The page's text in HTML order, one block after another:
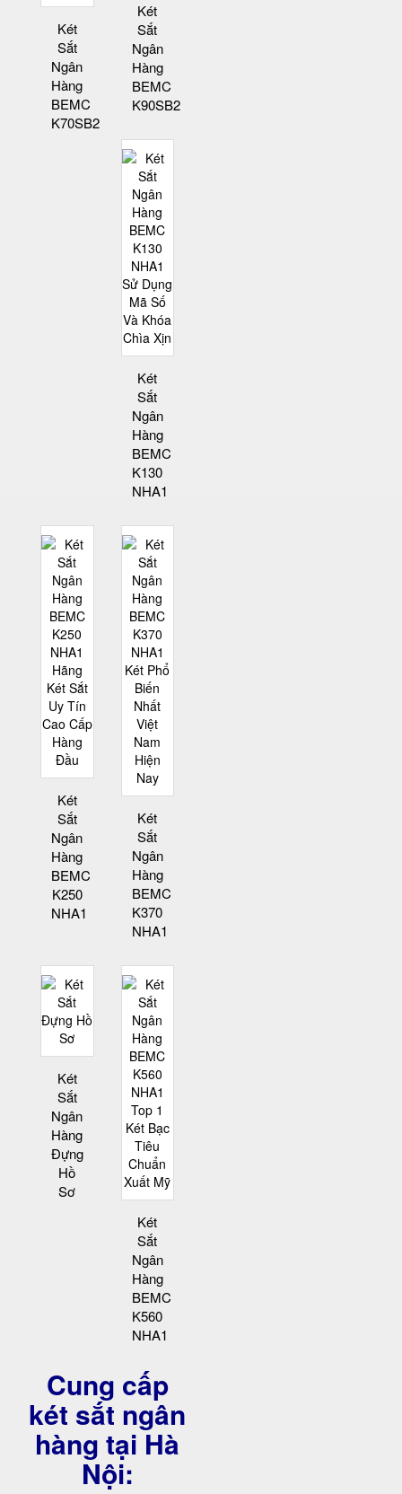
Két
Sắt
Ngân
Hàng
BEMC
K70SB2
Két
Sắt
Ngân
Hàng
BEMC
K90SB2
Két
Sắt
Ngân
Hàng
BEMC
K130
NHA1
Két
Sắt
Ngân
Hàng
BEMC
K250
NHA1
Két
Sắt
Ngân
Hàng
BEMC
K370
NHA1
Két
Sắt
Ngân
Hàng
Đựng
Hồ
Sơ
Két
Sắt
Ngân
Hàng
BEMC
K560
NHA1
Cung cấp
két sắt ngân
hàng tại Hà
Nội: